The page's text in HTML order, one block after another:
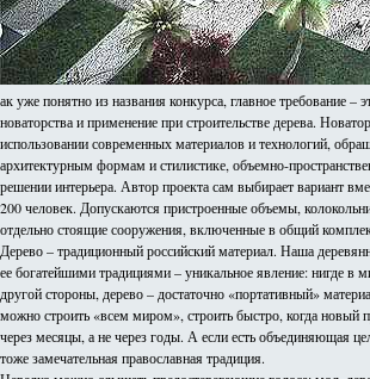
ак уже понятно из названия конкурса, главное требование –
новаторства и применение при строительстве дерева.
использовании современных материалов и технологий,
архитектурным формам и стилистике, объемно-
решении интерьера. Автор проекта сам выбирает вариант
200 человек. Допускаются пристроенные объемы,
отдельно стоящие сооружения, включенные в общий
Дерево – традиционный российский материал. Наша
ее богатейшими традициями – уникальное явление: нигде в
другой стороны, дерево – достаточно «портативный»
можно строить «всем миром», строить быстро, когда новый
через месяцы, а не через годы. А если есть объединяющая
тоже замечательная православная традиция.